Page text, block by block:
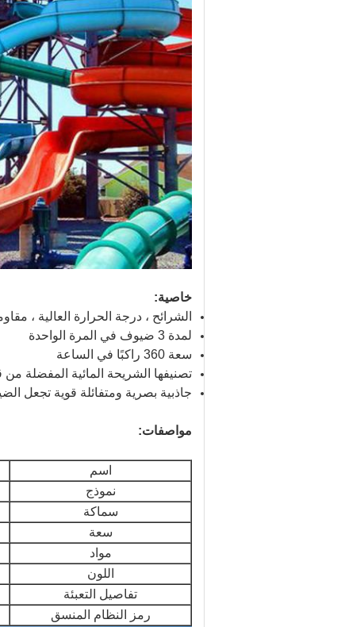
خاصية:
الشرائح ، درجة الحرارة العالية ،
لمدة 3 ضيوف في المرة الواحدة
سعة 360 راكبًا في الساعة
تصنيفها الشريحة المائية المفضلة
جاذبية بصرية ومتفائلة قوية تجعل
مواصفات:
اسم
نموذج
سماكة
سعة
مواد
اللون
تفاصيل التعبئة
رمز النظام المنسق